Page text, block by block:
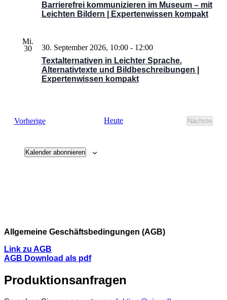
Barrierefrei kommunizieren im Museum – mit
Leichten Bildern | Expertenwissen kompakt
Mi.
30
Textalternativen in Leichter Sprache.
Alternativtexte und Bildbeschreibungen |
Expertenwissen kompakt
30. September 2026, 10:00- 12:00
VorherigeVeranstaltungen Heute
Nächste
Kalender abonnieren
Allgemeine Geschäftsbedingungen (AGB)
Link zu AGB
AGB Download als pdf
Produktionsanfragen